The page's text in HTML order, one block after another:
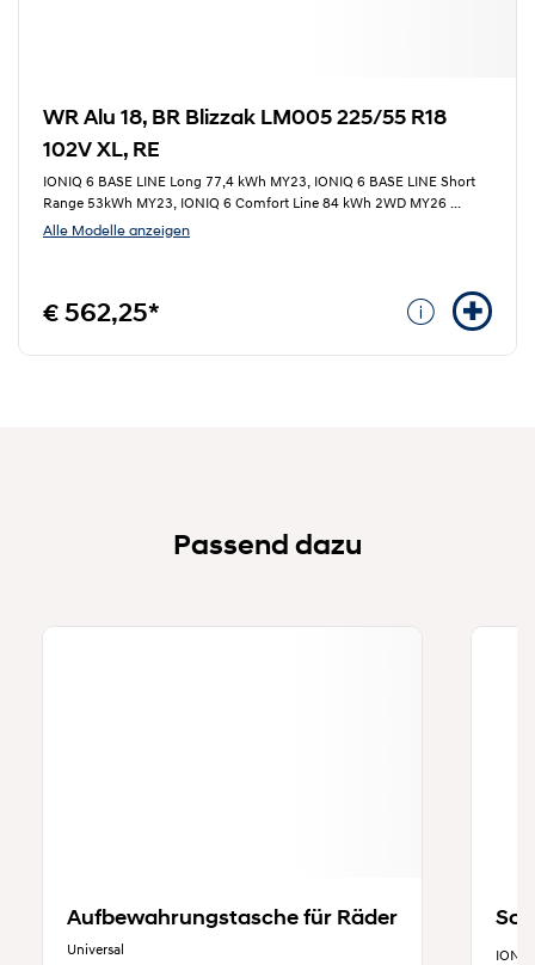
WR Alu 18, BR Blizzak LM005 225/55 R18
102V XL, RE
IONIQ 6 BASE LINE Long 77,4 kWh MY23, IONIQ 6 BASE LINE Short
Range 53kWh MY23, IONIQ 6 Comfort Line 84 kWh 2WD MY26 ...
Alle Modelle anzeigen
€ 562,25*
Passend dazu
Aufbewahrungstasche für Räder
Universal